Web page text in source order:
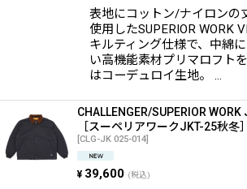
表地にコットン/ナイロンの
使用したSUPERIOR WORK
キルティング仕様で、中綿
い高機能素材プリマロフト
はコーデュロイ生地。 …
CHALLENGER/SUPERIOR WORK
［スーペリアワークJKT-25秋冬］
[CLG-JK 025-014]
¥ 39,600 (税込)